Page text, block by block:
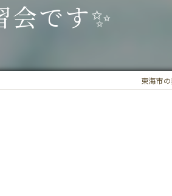
美容室・カナリア 常滑店
会です✨
東海市